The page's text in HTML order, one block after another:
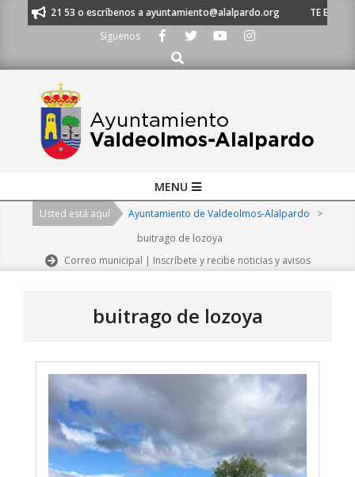
91 620 21 53 o escríbenos a ayuntamiento@alalpardo.org
TE
Síguenos
Buscar
Navigation
MENU
Usted está aquí Ayuntamiento de Valdeolmos-Alalpardo
>
buitrago de lozoya
Correo municipal | Inscríbete y recibe noticias y avisos
buitrago de lozoya